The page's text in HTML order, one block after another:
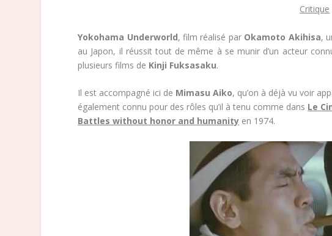
Critique
Yokohama Underworld, film réalisé par Okamoto Akihisa,
au Japon, il réussit tout de même à se munir d’un acteur
plusieurs films de Kinji Fuksasaku.
Il est accompagné ici de Mimasu Aiko, qu’on à déjà vu voir
également connu pour des rôles qu’il à tenu comme dans Le
Battles without honor and humanity en 1974.